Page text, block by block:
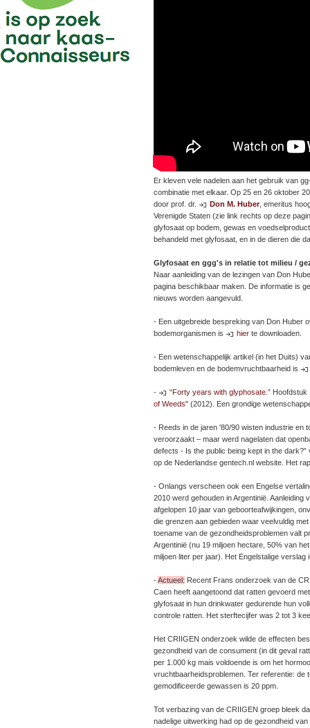
Er kleven vele nadelen aan het gebruik van
combinatie met elkaar. Op 25 en 26 oktober
door prof. dr.
Don M. Huber, emeritus
Verenigde Staten (zie link rechts op deze
glyfosaat op bodem, gewas en
behandeld met glyfosaat, en in de dieren die
Glyfosaat en ggg's in relatie tot milieu /
Naar aanleiding van de lezingen van Don
pagina beschikbaar maken. De informatie is
nieuws worden aangevuld.
- Een uitgebreide bespreking van Don Huber
bodemorganismen is
hier te downloaden.
- Een wetenschappelijk artikel (in het Duits)
bodemleven en de bodemvruchtbaarheid is
- “Forty years with glyphosate.” Hoofdstuk
of Weeds" (2012). Een grondige
- Reeds in de jaren '80/90 wisten industrie en
veroorzaakt – maar werd nagelaten dat
defects - Is the public being kept in the
op de Nederlandse gentech.nl website. Het
- Onlangs verscheen ook een Engelse
2010 werd gehouden in Argentinië.
afgelopen 10 jaar van geboorteafwijkingen,
die grenzen aan gebieden waar veelvuldig
toename van de gezondheidsproblemen valt
Argentinië (nu 19 miljoen hectare, 50% van
miljoen liter per jaar). Het Engelstalige
-Actueel: Recent Frans onderzoek van de
Caen heeft aangetoond dat ratten gevoerd
glyfosaat in hun drinkwater gedurende hun
controle ratten. Het sterftecijfer was 2 tot 3
Het CRIIGEN onderzoek wilde de effecten
gezondheid van de consument (in dit geval
per 1.000 kg mais voldoende is om het
vruchtbaarheidsproblemen. Ter referentie: de
gemodificeerde gewassen is 20 ppm.
Tot verbazing van de CRIIGEN groep bleek
nadelige uitwerking had op de gezondheid